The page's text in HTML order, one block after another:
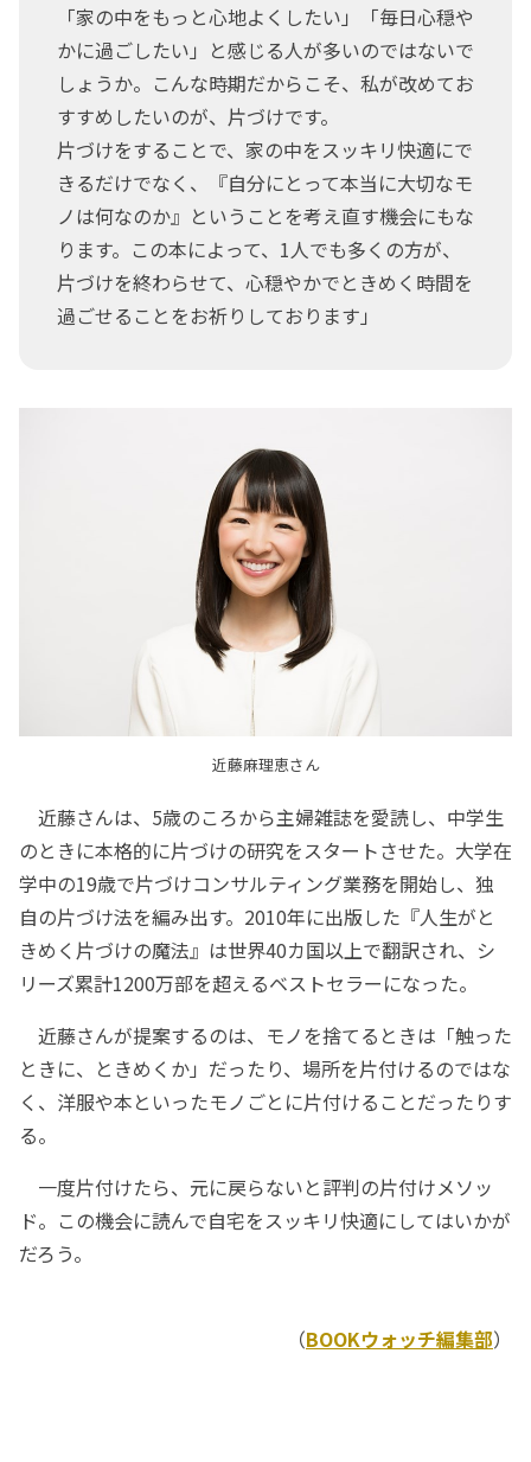
「家の中をもっと心地よくしたい」「毎日心穏や
かに過ごしたい」と感じる人が多いのではないで
しょうか。こんな時期だからこそ、私が改めてお
すすめしたいのが、片づけです。
片づけをすることで、家の中をスッキリ快適にで
きるだけでなく、『自分にとって本当に大切なモ
ノは何なのか』ということを考え直す機会にもな
ります。この本によって、1人でも多くの方が、
片づけを終わらせて、心穏やかでときめく時間を
過ごせることをお祈りしております」
近藤麻理恵さん
近藤さんは、5歳のころから主婦雑誌を愛読し、中学生
のときに本格的に片づけの研究をスタートさせた。大学在
学中の19歳で片づけコンサルティング業務を開始し、独
自の片づけ法を編み出す。2010年に出版した『人生がと
きめく片づけの魔法』は世界40カ国以上で翻訳され、シ
リーズ累計1200万部を超えるベストセラーになった。
近藤さんが提案するのは、モノを捨てるときは「触った
ときに、ときめくか」だったり、場所を片付けるのではな
く、洋服や本といったモノごとに片付けることだったりす
る。
一度片付けたら、元に戻らないと評判の片付けメソッ
ド。この機会に読んで自宅をスッキリ快適にしてはいかが
だろう。
（BOOKウォッチ編集部）